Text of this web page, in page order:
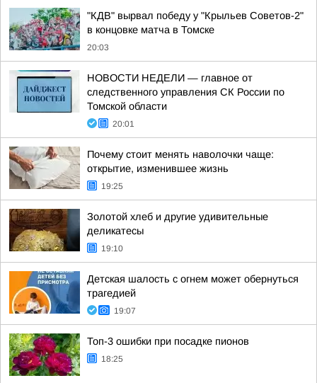
"КДВ" вырвал победу у "Крыльев Советов-2"
в концовке матча в Томске
20:03
НОВОСТИ НЕДЕЛИ — главное от
следственного управления СК России по
Томской области
20:01
Почему стоит менять наволочки чаще:
открытие, изменившее жизнь
19:25
Золотой хлеб и другие удивительные
деликатесы
19:10
Детская шалость с огнем может обернуться
трагедией
19:07
Топ-3 ошибки при посадке пионов
18:25